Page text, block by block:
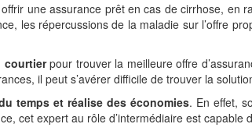
une assurance prêt en cas de cirrhose, en
les répercussions de la maladie sur l’offre
courtierpour trouver la meilleure offre
il peut s’avérer difficile de trouver la
temps et réalise des économies. En effet,
cet expert au rôle d’intermédiaire est capable